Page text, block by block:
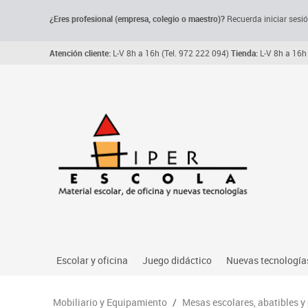
¿Eres profesional (empresa, colegio o maestro)? Recuerda iniciar
Atención cliente: L-V 8h a 16h (Tel. 972 222 094)Tienda: L-V 8h a
Escolar y oficina
Archivo, carpetas y clasificadores
Juego didáctico
Primeras edades
Nuevas
Audio
Mobiliario y Equipamiento / Mesas escolares, abatibles